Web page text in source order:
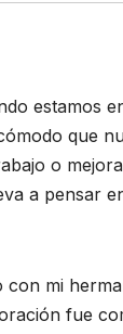
estamos
que
o
a pensar
mi
fue